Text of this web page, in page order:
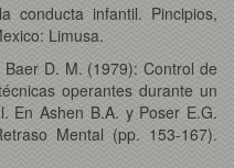
conducta infantil. Pincipios,
Limusa.
D. M. (1979): Control de
operantes durante un
En Ashen B.A. y Poser E.G.
Mental (pp. 153-167).